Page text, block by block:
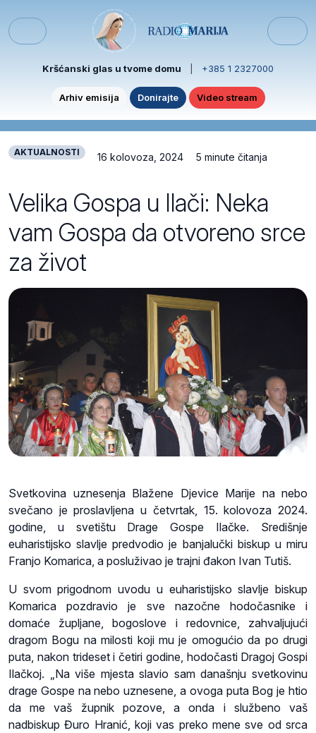
Menu
Kršćanski glas u tvome domu +385 1 2327000
Arhiv emisija Donirajte Video stream
AKTUALNOSTI 16 kolovoza, 2024 5 minute čitanja
Velika Gospa u Ilači: Neka
vam Gospa da otvoreno srce
za život
Svetkovina uznesenja Blažene Djevice Marije na nebo
svečano je proslavljena u četvrtak, 15. kolovoza 2024.
godine, u svetištu Drage Gospe Ilačke. Središnje
euharistijsko slavlje predvodio je banjalučki biskup u miru
Franjo Komarica, a posluživao je trajni đakon Ivan Tutiš.
U svom prigodnom uvodu u euharistijsko slavlje biskup
Komarica pozdravio je sve nazočne hodočasnike i
domaće župljane, bogoslove i redovnice, zahvaljujući
dragom Bogu na milosti koji mu je omogućio da po drugi
puta, nakon trideset i četiri godine, hodočasti Dragoj Gospi
Ilačkoj. „Na više mjesta slavio sam današnju svetkovinu
drage Gospe na nebo uznesene, a ovoga puta Bog je htio
da me vaš župnik pozove, a onda i službeno vaš
nadbiskup Đuro Hranić, koji vas preko mene sve od srca